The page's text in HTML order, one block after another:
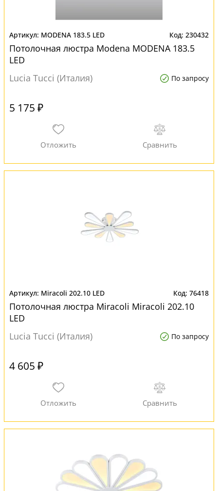
MODENA 183.5 LED 230432
Потолочная люстра Modena MODENA 183.5
LED
Lucia Tucci (Италия)
По запросу
5 175 ₽
Miracoli 202.10 LED 76418
Потолочная люстра Miracoli Miracoli 202.10
LED
Lucia Tucci (Италия)
По запросу
4 605 ₽